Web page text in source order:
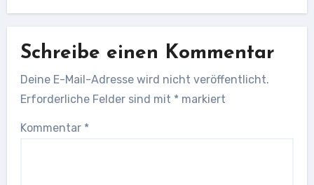
Schreibe einen Kommentar
Deine E-Mail-Adresse wird nicht veröffentlicht.
Erforderliche Felder sind mit * markiert
Kommentar *